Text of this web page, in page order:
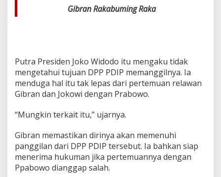
a
-
b
a
i
Gibran Rakabuming Raka
Putra Presiden Joko Widodo itu mengaku tidak
mengetahui tujuan DPP PDIP memanggilnya. Ia
menduga hal itu tak lepas dari pertemuan relawan
Gibran dan Jokowi dengan Prabowo.
“Mungkin terkait itu,” ujarnya.
Gibran memastikan dirinya akan memenuhi
panggilan dari DPP PDIP tersebut. Ia bahkan siap
menerima hukuman jika pertemuannya dengan
Ppabowo dianggap salah.